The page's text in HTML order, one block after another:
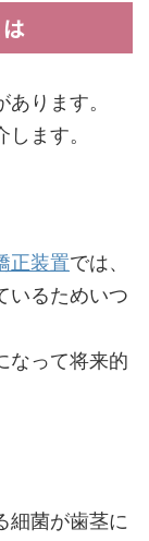
ります。
ます。
正装置では、
いるためいつ
なって将来的
細菌が歯茎に